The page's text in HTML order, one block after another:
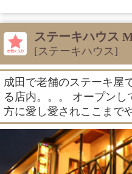
ステーキハウス
[ステーキハウス]
成田で老舗のステーキ屋
る店内。。。 オープンし
方に愛し愛されここまで